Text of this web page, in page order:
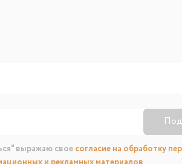
выражаю свое согласие на обработку